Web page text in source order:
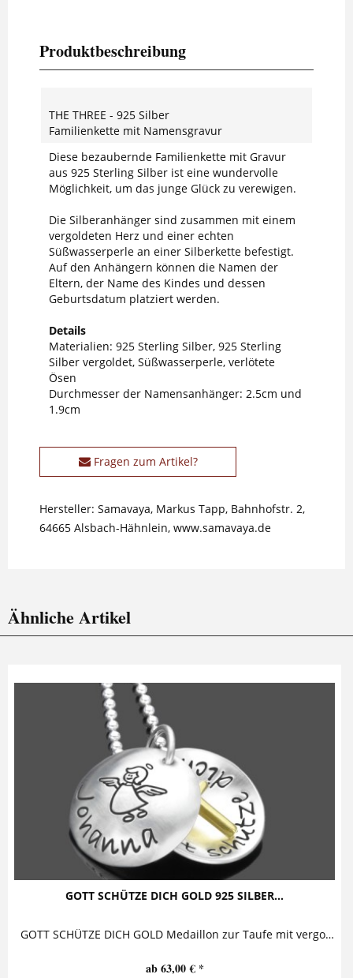
Produktbeschreibung
THE THREE - 925 Silber
Familienkette mit Namensgravur
Diese bezaubernde Familienkette mit Gravur
aus 925 Sterling Silber ist eine wundervolle
Möglichkeit, um das junge Glück zu verewigen.
Die Silberanhänger sind zusammen mit einem
vergoldeten Herz und einer echten
Süßwasserperle an einer Silberkette befestigt.
Auf den Anhängern können die Namen der
Eltern, der Name des Kindes und dessen
Geburtsdatum platziert werden.
Details
Materialien: 925 Sterling Silber, 925 Sterling
Silber vergoldet, Süßwasserperle, verlötete
Ösen
Durchmesser der Namensanhänger: 2.5cm und
1.9cm
Fragen zum Artikel?
Hersteller: Samavaya, Markus Tapp, Bahnhofstr. 2,
64665 Alsbach-Hähnlein, www.samavaya.de
Ähnliche Artikel
GOTT SCHÜTZE DICH GOLD 925 SILBER...
GOTT SCHÜTZE DICH GOLD Medaillon zur Taufe mit vergoldetem Kreuz Diese bezaubernde Taufkette mit Gravur besteht aus einem personalisierten...
ab 63,00 € *